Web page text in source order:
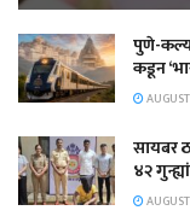
पुणे-
कडून
सायबर
४२